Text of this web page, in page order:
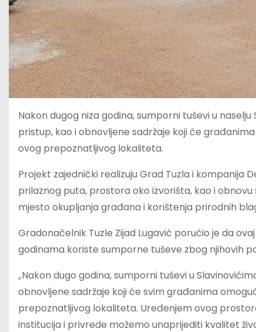
Nakon dugog niza godina, sumporni tuševi u
pristup, kao i obnovljene sadržaje koji će
ovog prepoznatljivog lokaliteta.
Projekt zajednički realizuju Grad Tuzla i kompanija
prilaznog puta, prostora oko izvorišta, kao i
mjesto okupljanja građana i korištenja prirodnih
Gradonačelnik Tuzle Zijad Lugavić poručio je da
godinama koriste sumporne tuševe zbog njihovih
„Nakon dugo godina, sumporni tuševi u
obnovljene sadržaje koji će svim građanima
prepoznatljivog lokaliteta. Uređenjem ovog
institucija i privrede možemo unaprijediti kvalitet